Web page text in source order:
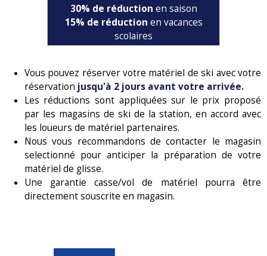
30% de réduction en saison
15% de réduction en vacances
scolaires
Vous pouvez réserver votre matériel de ski avec votre
réservation jusqu'à 2 jours avant votre arrivée.
Les réductions sont appliquées sur le prix proposé
par les magasins de ski de la station, en accord avec
les loueurs de matériel partenaires.
Nous vous recommandons de contacter le magasin
selectionné pour anticiper la préparation de votre
matériel de glisse.
Une garantie casse/vol de matériel pourra être
directement souscrite en magasin.